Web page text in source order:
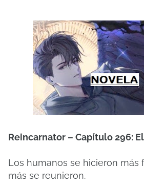
Reincarnator – Capítulo 296:
Los humanos se hicieron más
más se reunieron.